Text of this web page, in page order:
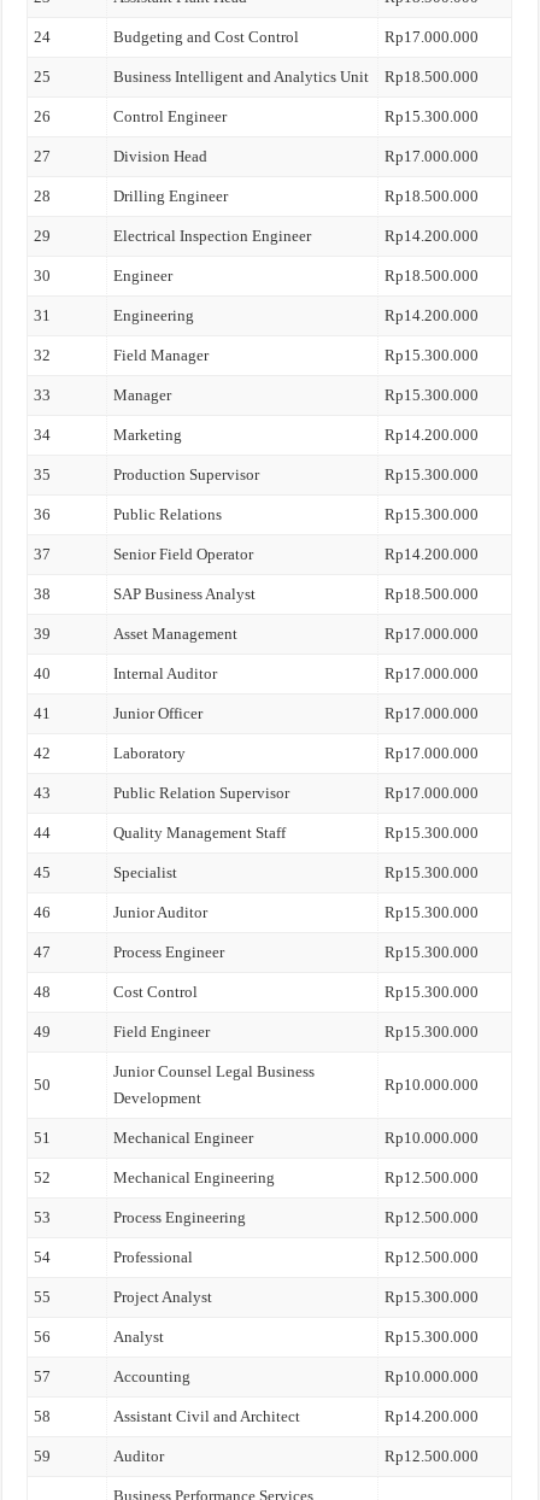
24 Budgeting and Cost Control Rp17.000.000
25 Business Intelligent and Analytics Unit Rp18.500.000
26 Control Engineer Rp15.300.000
27 Division Head Rp17.000.000
28 Drilling Engineer Rp18.500.000
29 Electrical Inspection Engineer Rp14.200.000
30 Engineer Rp18.500.000
31 Engineering Rp14.200.000
32 Field Manager Rp15.300.000
33 Manager Rp15.300.000
34 Marketing Rp14.200.000
35 Production Supervisor Rp15.300.000
36 Public Relations Rp15.300.000
37 Senior Field Operator Rp14.200.000
38 SAP Business Analyst Rp18.500.000
39 Asset Management Rp17.000.000
40 Internal Auditor Rp17.000.000
41 Junior Officer Rp17.000.000
42 Laboratory Rp17.000.000
43 Public Relation Supervisor Rp17.000.000
44 Quality Management Staff Rp15.300.000
45 Specialist Rp15.300.000
46 Junior Auditor Rp15.300.000
47 Process Engineer Rp15.300.000
48 Cost Control Rp15.300.000
49 Field Engineer Rp15.300.000
50
Junior Counsel Legal Business
Development
Rp10.000.000
51 Mechanical Engineer Rp10.000.000
52 Mechanical Engineering Rp12.500.000
53 Process Engineering Rp12.500.000
54 Professional Rp12.500.000
55 Project Analyst Rp15.300.000
56 Analyst Rp15.300.000
57 Accounting Rp10.000.000
58 Assistant Civil and Architect Rp14.200.000
59 Auditor Rp12.500.000
Business Performance Services